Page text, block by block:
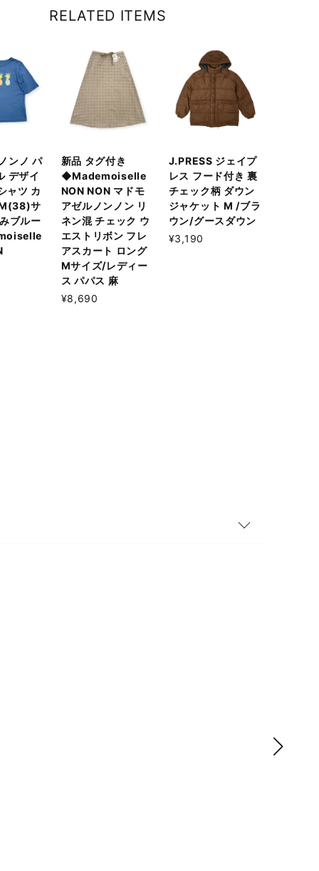
RELATED ITEMS
ンノ パ
デザイ
ャツ カ
サ
ブルー
新品 タグ付き
◆Mademoiselle
NON NON マドモ
アゼルノンノン リ
ネン混 チェック ウ
エストリボン フレ
アスカート ロング
Mサイズ/レディー
ス パパス 麻
¥8,690
J.PRESS ジェイプ
レス フード付き 裏
チェック柄 ダウン
ジャケット M /ブラ
ウン/グースダウン
¥3,190